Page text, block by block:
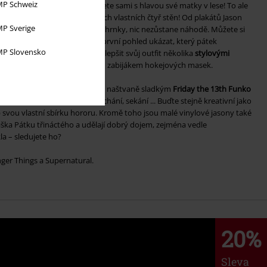
Schweiz
Sverige
Slovensko
moc nestará, ale nežijete sami s hlavou své matky v lese! To ale
nemůžete přenést do svých vlastních čtyř stěn! Od plakátů Jason
až po chladné hrnky a hrnky, nic nezůstane náhodě. Můžete si
různými potisky a všem na první pohled ukázat, který pátek
vám to nestačilo, proč nevylepšit svůj outfit několika stylovými
hodinky inspirované slavným zabijákem hokejových masek.
přání je nám rozkazem – a s naštvaně sladkým Friday the 13th Funko
zabíjení! Stínání hlav, kuchání, sekání ... Buďte stejně kreativní jako
svou vlastní sbírku hororu. Kromě toho jsou malé vinylové jasony také
Pátku třináctého a udělají dobrý dojem, zejména vedle
– sledujete ho?
Things a Supernatural.
20%
Sleva